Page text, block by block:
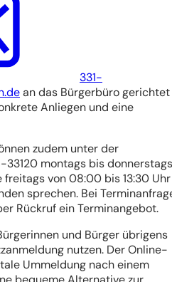
331-
dean das Bürgerbüro gerichtet
Anliegen und eine
zudem unter der
montags bis donnerstags
von 08:00 bis 13:30 Uhr
sprechen. Bei
Rückruf ein Terminangebot.
und Bürger übrigens
nutzen. Der Online-
Ummeldung nach einem